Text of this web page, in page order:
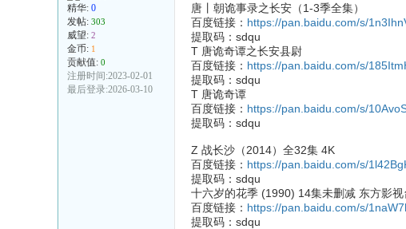
精华: 0
发帖: 303
威望: 2
金币: 1
贡献值: 0
注册时间:2023-02-01
最后登录:2026-03-10
唐丨朝诡事录之长安（1-3季全集）
百度链接： https://pan.baidu.com/s/
提取码：sdqu
T 唐诡奇谭之长安县尉
百度链接： https://pan.baidu.com/s/
提取码：sdqu
T 唐诡奇谭
百度链接： https://pan.baidu.com/s/
提取码：sdqu
Z 战长沙（2014）全32集 4K
百度链接： https://pan.baidu.com/s/
提取码：sdqu
十六岁的花季 (1990) 14集未删减 东方影视
百度链接： https://pan.baidu.com/s/
提取码：sdqu